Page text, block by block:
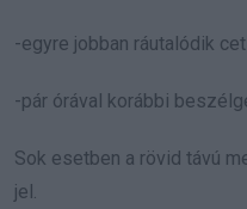
-egyre jobban ráutalódik
-pár órával korábbi
Sok esetben a rövid távú
jel.